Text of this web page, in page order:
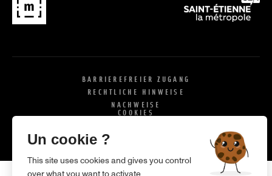
BARRIEREFREIER ZUGANG
RECHTLICHE HINWEISE
NACHWEISE
COOKIES
Un cookie ?
This site uses cookies and gives you control
over what you want to activate